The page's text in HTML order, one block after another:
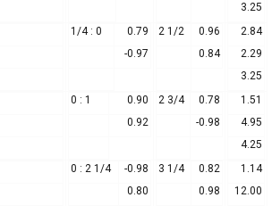
3.25
1/4 : 0
0.79
-0.97
2 1/2
0.96
0.84
2.84
2.29
3.25
0 : 1
0.90
0.92
2 3/4
0.78
-0.98
1.51
4.95
4.25
0 : 2 1/4
-0.98
0.80
3 1/4
0.82
0.98
1.14
12.00